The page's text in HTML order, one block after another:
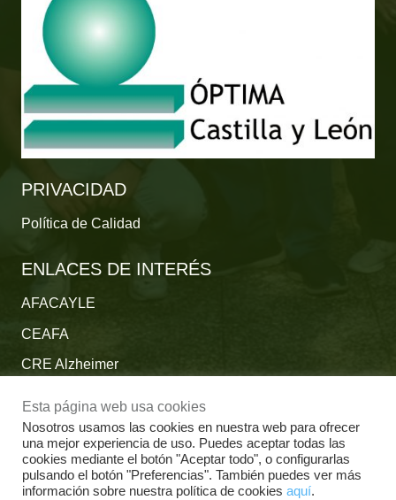
PRIVACIDAD
Política de Calidad
ENLACES DE INTERÉS
AFACAYLE
CEAFA
CRE Alzheimer
Fundación Cien
Plataforma del Voluntariado de España
Fundación Por un Mañana sin Alzheimer
Esta página web usa cookies
Nosotros usamos las cookies en nuestra web para ofrecer
una mejor experiencia de uso. Puedes aceptar todas las
cookies mediante el botón "Aceptar todo", o configurarlas
pulsando el botón "Preferencias". También puedes ver más
información sobre nuestra política de cookies aquí.